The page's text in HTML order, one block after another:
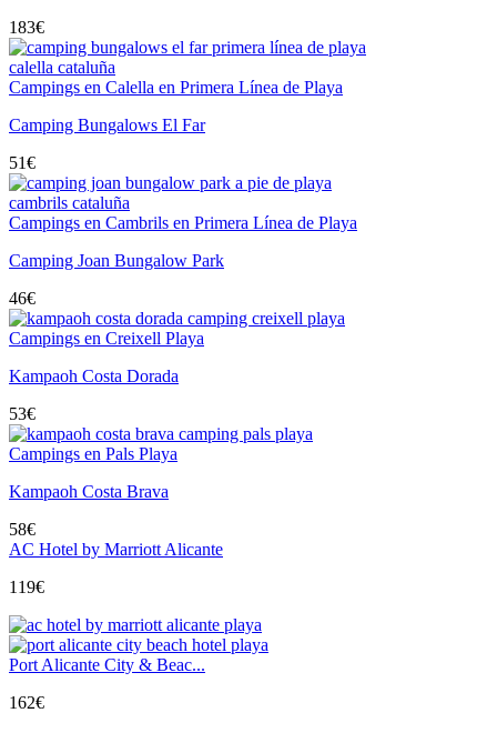
183€
Campings en Calella en Primera Línea de Playa
Camping Bungalows El Far
51€
Campings en Cambrils en Primera Línea de Playa
Camping Joan Bungalow Park
46€
Campings en Creixell Playa
Kampaoh Costa Dorada
53€
Campings en Pals Playa
Kampaoh Costa Brava
58€
AC Hotel by Marriott Alicante
119€
Port Alicante City & Beac...
162€